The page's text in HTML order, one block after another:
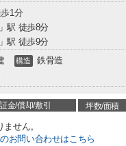
歩1分
駅 徒歩8分
駅 徒歩9分
構造 鉄骨造
金/償却/敷引 坪数/面積
せん。
お問い合わせはこちら